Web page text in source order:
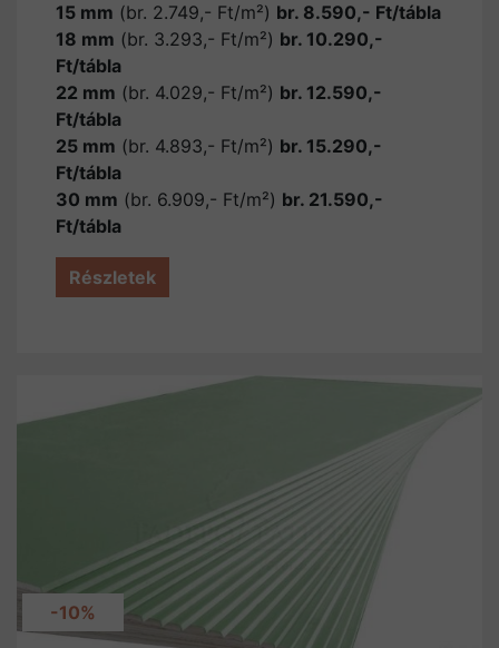
15 mm (br. 2.749,- Ft/m²) br. 8.590,- Ft/tábla
18 mm (br. 3.293,- Ft/m²) br. 10.290,-
Ft/tábla
22 mm (br. 4.029,- Ft/m²) br. 12.590,-
Ft/tábla
25 mm (br. 4.893,- Ft/m²) br. 15.290,-
Ft/tábla
30 mm (br. 6.909,- Ft/m²) br. 21.590,-
Ft/tábla
Részletek
-10%